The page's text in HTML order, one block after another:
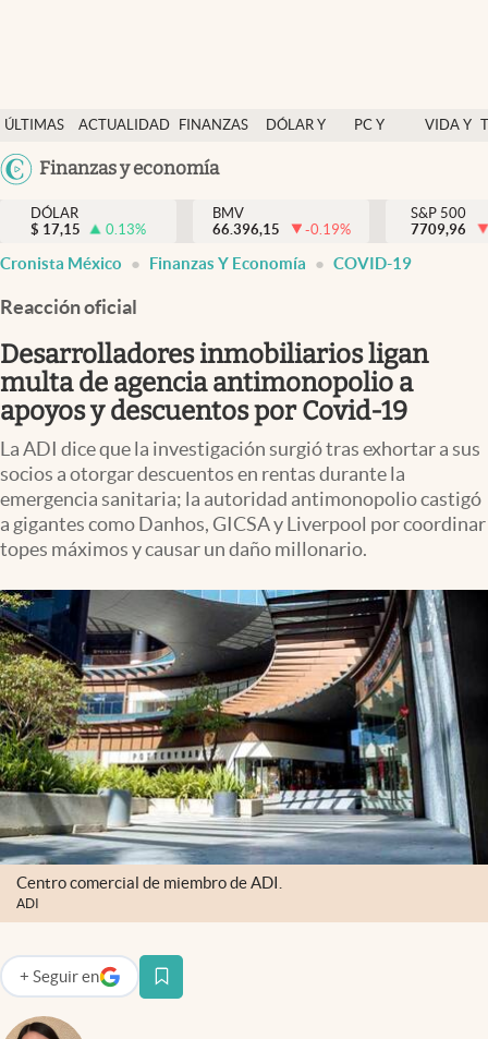
ÚLTIMAS
NOTICIAS
ACTUALIDAD
FINANZAS
DÓLAR Y
PC Y
VIDA Y
México
Finanzas y economía
Actualidad
Finanzas y economía
Dólar y mercados
Pc y celular
Vida y estilo
Tv
Clima
Espiritualidad
abre en nueva pestaña
México
DÓLAR
$ 17,15 0.13%
BMV
66.396,15
-0.19%
S&P 500
7709,96
Cronista México Finanzas Y Economía COVID-19
Reacción oficial
Desarrolladores inmobiliarios ligan
multa de agencia antimonopolio a
apoyos y descuentos por Covid-19
La ADI dice que la investigación surgió tras exhortar a sus
socios a otorgar descuentos en rentas durante la
emergencia sanitaria; la autoridad antimonopolio castigó
a gigantes como Danhos, GICSA y Liverpool por coordinar
topes máximos y causar un daño millonario.
Centro comercial de miembro de ADI.
ADI
+ Seguir en
abre en nueva pestaña